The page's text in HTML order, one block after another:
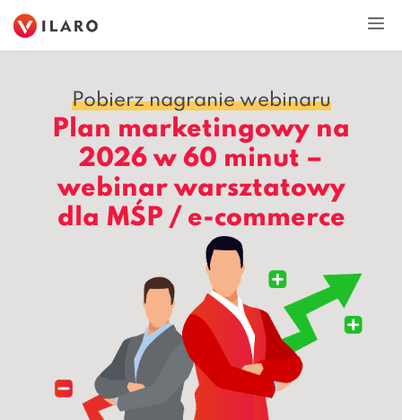
do
treści
Pobierz nagranie webinaru
Plan marketingowy na
2026 w 60 minut –
webinar warsztatowy
dla MŚP / e-commerce